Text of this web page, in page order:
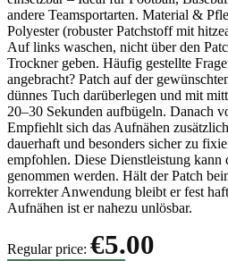
andere Teamsportarten. Material &
Polyester (robuster Patchstoff mit
Auf links waschen, nicht über den
Trockner geben. Häufig gestellte
angebracht? Patch auf der
dünnes Tuch darüberlegen und mit
20–30 Sekunden aufbügeln. Danach
Empfiehlt sich das Aufnähen
dauerhaft und besonders sicher zu
empfohlen. Diese Dienstleistung kann
genommen werden. Hält der Patch
korrekter Anwendung bleibt er fest
Aufnähen ist er nahezu unlösbar.
Regular price: €5.00